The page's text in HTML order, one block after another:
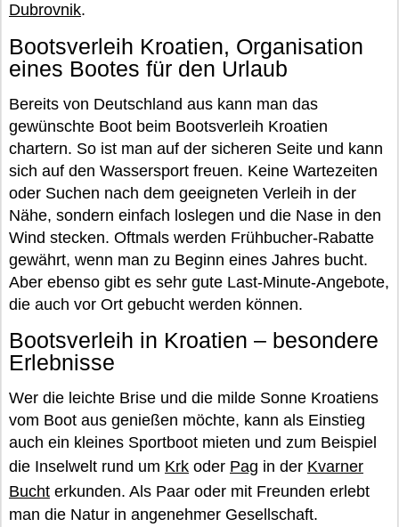
Dubrovnik.
Bootsverleih Kroatien, Organisation
eines Bootes für den Urlaub
Bereits von Deutschland aus kann man das
gewünschte Boot beim Bootsverleih Kroatien
chartern. So ist man auf der sicheren Seite und kann
sich auf den Wassersport freuen. Keine Wartezeiten
oder Suchen nach dem geeigneten Verleih in der
Nähe, sondern einfach loslegen und die Nase in den
Wind stecken. Oftmals werden Frühbucher-Rabatte
gewährt, wenn man zu Beginn eines Jahres bucht.
Aber ebenso gibt es sehr gute Last-Minute-Angebote,
die auch vor Ort gebucht werden können.
Bootsverleih in Kroatien – besondere
Erlebnisse
Wer die leichte Brise und die milde Sonne Kroatiens
vom Boot aus genießen möchte, kann als Einstieg
auch ein kleines Sportboot mieten und zum Beispiel
die Inselwelt rund um Krk oder Pag in der Kvarner
Bucht erkunden. Als Paar oder mit Freunden erlebt
man die Natur in angenehmer Gesellschaft.